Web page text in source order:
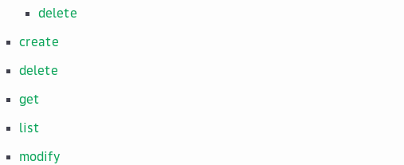
delete
create
delete
get
list
modify